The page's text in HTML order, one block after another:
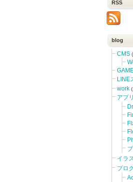
RSS
blog
CMS
LINE
work
アプ
イラ
プロ